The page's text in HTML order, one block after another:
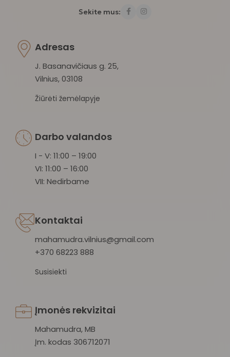
Sekite mus:
Adresas
J. Basanavičiaus g. 25,
Vilnius, 03108
Žiūrėti žemėlapyje
Darbo valandos
I - V: 11:00 – 19:00
VI: 11:00 – 16:00
VII: Nedirbame
Kontaktai
mahamudra.vilnius@gmail.com
+370 68223 888
Susisiekti
Įmonės rekvizitai
Mahamudra, MB
Įm. kodas 306712071